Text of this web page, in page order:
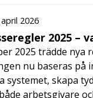
2026
2025 –
2025 trädde
nu baseras på
systemet, skapa
arbetsgivare